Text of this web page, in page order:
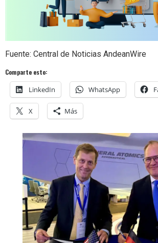
Fuente: Central de Noticias AndeanWire
Comparte esto:
LinkedIn WhatsApp
X Más